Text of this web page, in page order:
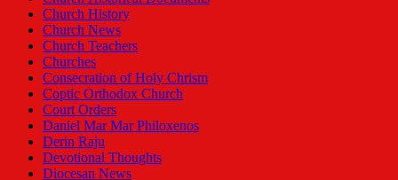
Church History
Church News
Church Teachers
Churches
Consecration of Holy Chrism
Coptic Orthodox Church
Court Orders
Daniel Mar Mar Philoxenos
Derin Raju
Devotional Thoughts
Diocesan News